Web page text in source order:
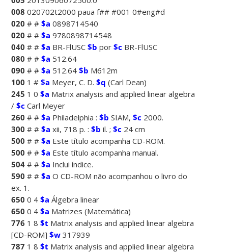
008 020702t2000 paua f## #001 0#eng#d
020 # #$a 0898714540
020 # #$a 9780898714548
040 # #$a BR-FlUSC$b por$c BR-FlUSC
080 # #$a 512.64
090 # #$a 512.64$b M612m
100 1 #$a Meyer, C. D.$q (Carl Dean)
245 1 0$a Matrix analysis and applied linear algebra
/$c Carl Meyer
260 # #$a Philadelphia :$b SIAM,$c 2000.
300 # #$a xii, 718 p. :$b il. ;$c 24 cm
500 # #$a Este título acompanha CD-ROM.
500 # #$a Este título acompanha manual.
504 # #$a Inclui índice.
590 # #$a O CD-ROM não acompanhou o livro do
ex. 1.
650 0 4$a Álgebra linear
650 0 4$a Matrizes (Matemática)
776 1 8$t Matrix analysis and applied linear algebra
[CD-ROM]$w 317939
787 1 8$t Matrix analysis and applied linear algebra